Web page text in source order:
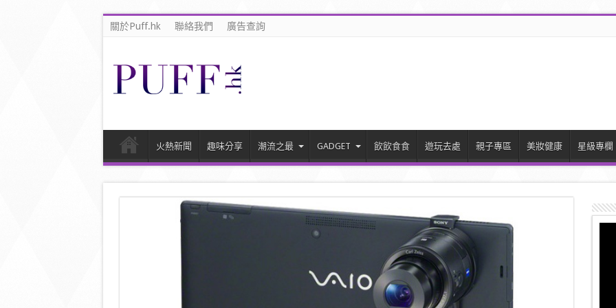
關於Puff.hk 聯絡我們 廣告查詢
火熱新聞 趣味分享 潮流之最 GADGET 飲飲食食 遊玩去處 親子專區 美妝健康 星級專欄